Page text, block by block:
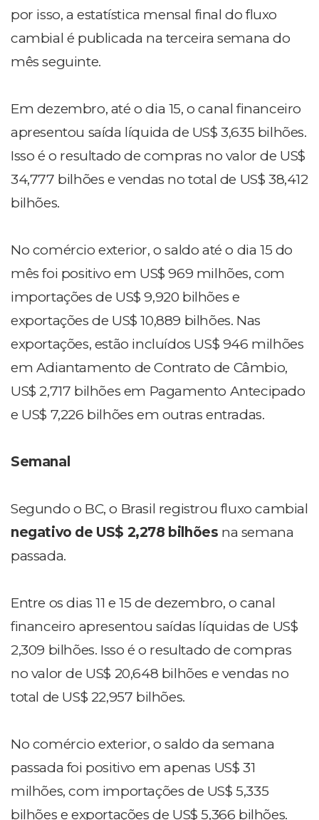
por isso, a estatística mensal final do fluxo
cambial é publicada na terceira semana do
mês seguinte.
Em dezembro, até o dia 15, o canal financeiro
apresentou saída líquida de US$ 3,635 bilhões.
Isso é o resultado de compras no valor de US$
34,777 bilhões e vendas no total de US$ 38,412
bilhões.
No comércio exterior, o saldo até o dia 15 do
mês foi positivo em US$ 969 milhões, com
importações de US$ 9,920 bilhões e
exportações de US$ 10,889 bilhões. Nas
exportações, estão incluídos US$ 946 milhões
em Adiantamento de Contrato de Câmbio,
US$ 2,717 bilhões em Pagamento Antecipado
e US$ 7,226 bilhões em outras entradas.
Semanal
Segundo o BC, o Brasil registrou fluxo cambial
negativo de US$ 2,278 bilhões na semana
passada.
Entre os dias 11 e 15 de dezembro, o canal
financeiro apresentou saídas líquidas de US$
2,309 bilhões. Isso é o resultado de compras
no valor de US$ 20,648 bilhões e vendas no
total de US$ 22,957 bilhões.
No comércio exterior, o saldo da semana
passada foi positivo em apenas US$ 31
milhões, com importações de US$ 5,335
bilhões e exportações de US$ 5,366 bilhões.